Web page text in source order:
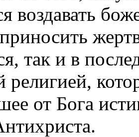
воздавать
так и в
религией,
от Бога